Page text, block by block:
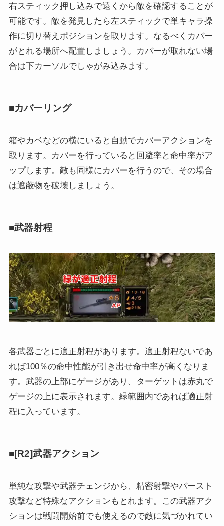
右スティック押し込みで遠くから敵を確認することが
可能です。敵を発見したら左スティックで単キャラ操
作に切り替えポジションを取ります。なるべくカバー
がとれる場所へ配置しましょう。カバーが取れない場
合は下カーソルでしゃがみ込みます。
■カバーリング
箱やカベなどの横にいると自動でカバーアクションを
取ります。カバーを行っていると回避率と命中率がア
ップします。敵も同様にカバーを行うので、その場合
は遮蔽物を破壊しましょう。
■武器射程
各武器ごとに適正射程があります。適正射程ないであ
れば100％の命中性能が引き出せ命中率が高くなりま
す。武器の上部にゲージがあり、ターゲットは赤丸で
ゲージの上に表示されます。緑範囲内であれば適正射
程に入っています。
■[R2]武器アクション
単純な攻撃や武器チェンジから、精密射撃やバースト
攻撃など特殊なアクションもとれます。この武器アク
ションは戦闘開始前でも使えるので敵に気づかれてい